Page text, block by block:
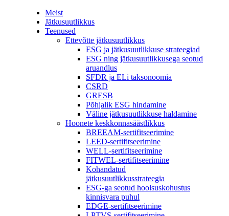
Meist
Jätkusuutlikkus
Teenused
Ettevõtte jätkusuutlikkus
ESG ja jätkusuutlikkuse strateegiad
ESG ning jätkusuutlikkusega seotud
aruandlus
SFDR ja ELi taksonoomia
CSRD
GRESB
Põhjalik ESG hindamine
Väline jätkusuutlikkuse haldamine
Hoonete keskkonnasäästlikkus
BREEAM-sertifitseerimine
LEED-sertifitseerimine
WELL-sertifitseerimine
FITWEL-sertifitseerimine
Kohandatud
jätkusuutlikkusstrateegia
ESG-ga seotud hoolsuskohustus
kinnisvara puhul
EDGE-sertifitseerimine